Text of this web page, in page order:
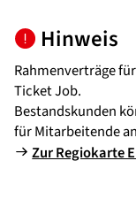
Hinweis
Rahmenverträge
Ticket Job.
Bestandskunden
für Mitarbeitende
Zur Regiokarte